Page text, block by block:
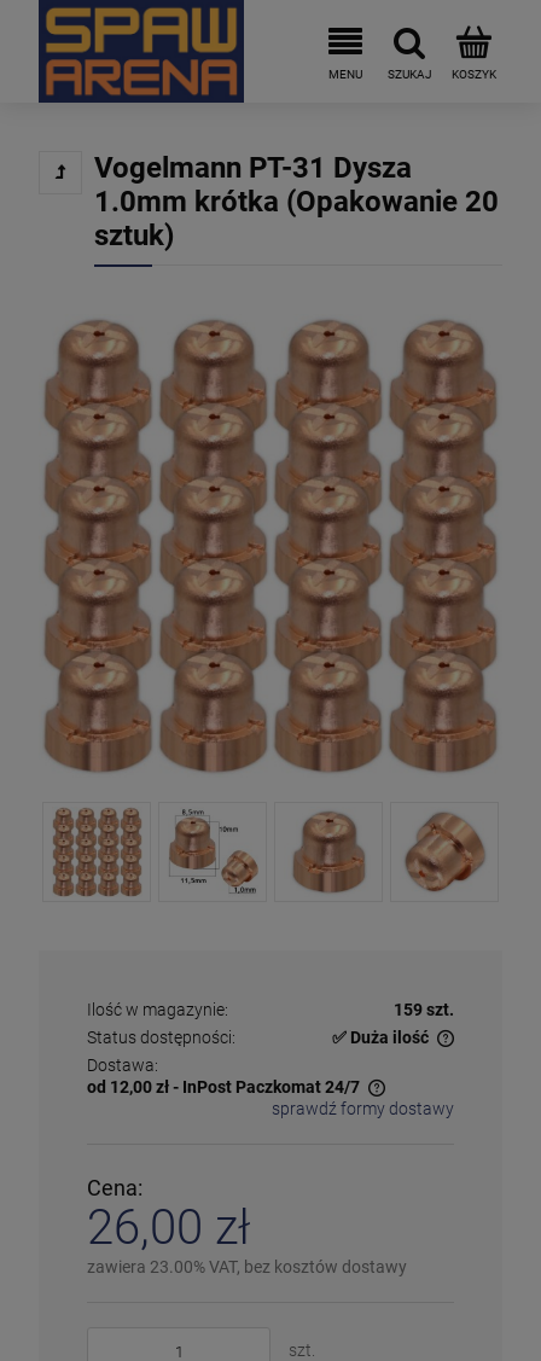
Vogelmann PT-31 Dysza
1.0mm krótka (Opakowanie 20
sztuk)
Ilość w magazynie:
159 szt.
Status dostępności:
✅ Duża ilość
Duża ilość– dostępny w dużej ilości
Średnia ilość– poniżej 20 sztuk
– ostatni w magazynie
Wycofany
Więcej informacji na temat statusów dostępności
Dostawa:
od 12,00 zł- InPost Paczkomat 24/7
Cena nie zawiera ewentualnych kosztów płatności
sprawdź formy dostawy
Cena:
26,00 zł
zawiera 23.00% VAT, bez kosztów dostawy
szt.